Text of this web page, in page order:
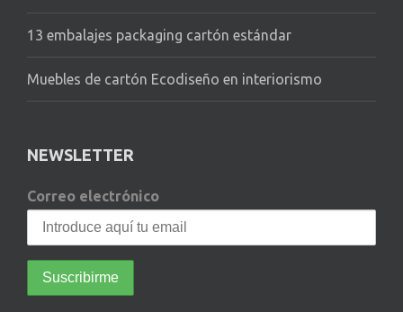
13 embalajes packaging cartón estándar
Muebles de cartón Ecodiseño en interiorismo
NEWSLETTER
Correo electrónico